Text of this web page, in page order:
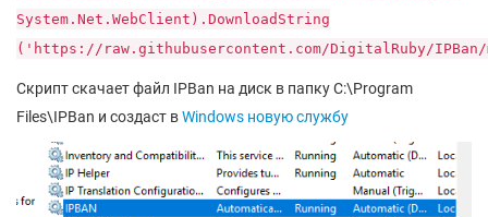
System.Net.WebClient).DownloadString
('https://raw.githubusercontent.com/DigitalRuby/
Скрипт скачает файл IPBan на диск в папку C:\Program
Files\IPBan и создаст вWindows новую службу